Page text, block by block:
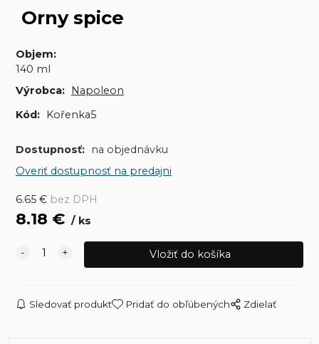
Orny spice
Objem:
140 ml
Výrobca:
Napoleon
Kód: Kořenka5
Dostupnosť:
na objednávku
Overiť dostupnosť na predajni
6.65€ bez DPH
8.18 € ks
Sledovať produkt Pridať do obľúbených Zdielať